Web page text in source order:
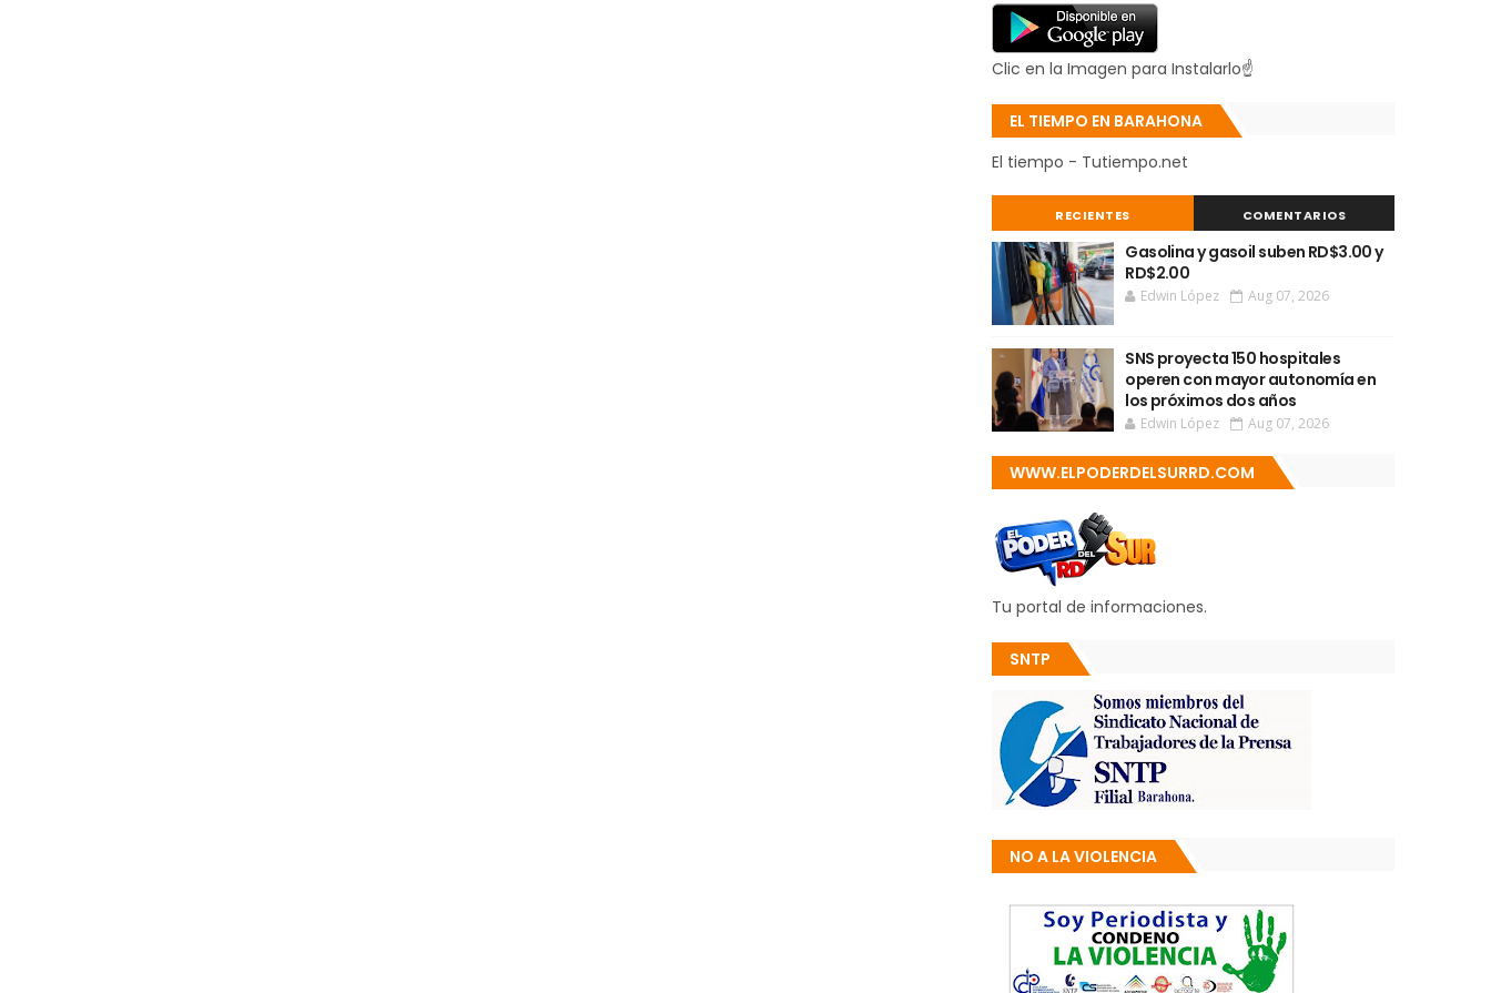
Clic en la Imagen para Instalarlo☝
EL TIEMPO EN BARAHONA
El tiempo - Tutiempo.net
RECIENTES COMENTARIOS
Gasolina y gasoil suben RD$3.00 y
RD$2.00
Edwin López Aug 07, 2026
SNS proyecta 150 hospitales
operen con mayor autonomía en
los próximos dos años
Edwin López Aug 07, 2026
WWW.ELPODERDELSURRD.COM
Tu portal de informaciones.
SNTP
NO A LA VIOLENCIA